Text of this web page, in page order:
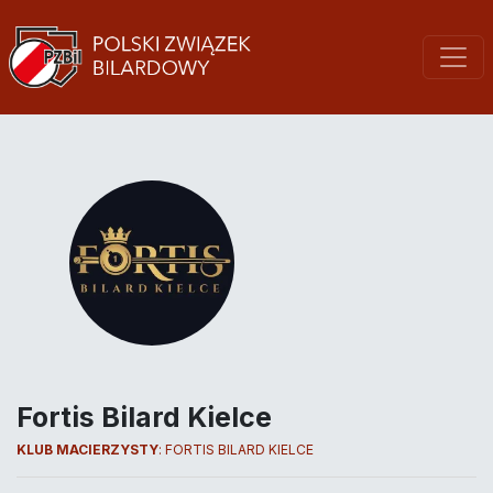
Fortis Bilard Kielce
KLUB MACIERZYSTY: FORTIS BILARD KIELCE